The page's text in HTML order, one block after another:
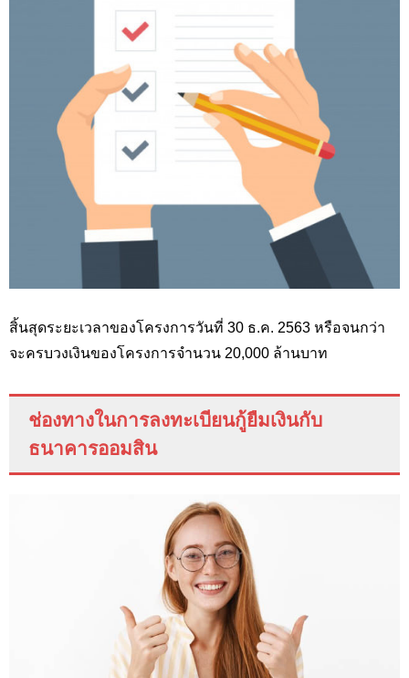
สิ้นสุดระยะเวลาของโครงการวันที่ 30 ธ.ค. 2563 หรือจนกว่า
จะครบวงเงินของโครงการจำนวน 20,000 ล้านบาท
ช่องทางในการลงทะเบียนกู้ยืมเงินกับ
ธนาคารออมสิน